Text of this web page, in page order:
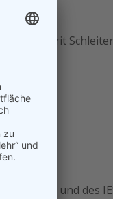
Grit
Aßlar und des